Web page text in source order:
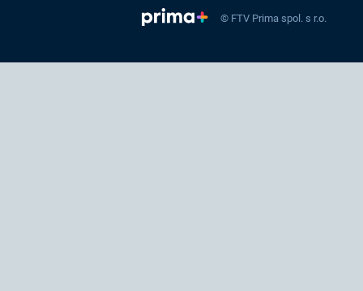
© FTV Prima spol. s r.o.